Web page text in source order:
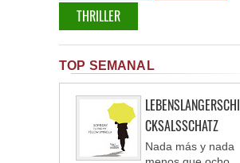
THRILLER
TOP SEMANAL
LEBENSLANGERSCHI
CKSALSSCHATZ
Nada más y nada